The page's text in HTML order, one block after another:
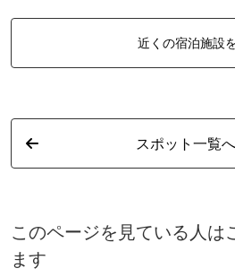
近くの宿泊施設
スポット一覧
このページを見ている人は
ます